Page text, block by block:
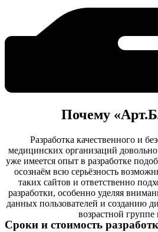
Почему
Разработка качественного и
медицинских организаций
уже имеется опыт в разработке
осознаём всю серьёзность
таких сайтов и ответственно
разработки, особенно уделяя
данных пользователей и созданию
возрастной группе
Сроки и стоимость